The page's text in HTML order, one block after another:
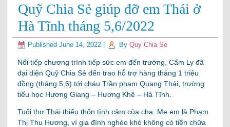
Quỹ Chia Sẻ giúp đỡ em Thái ở
Hà Tĩnh tháng 5,6/2022
Published June 14, 2022 By Quy Chia Se
Nối tiếp chương trình tiếp sức em đến trường, Cẩm Ly đã
đại diện Quỹ Chia Sẻ đến trao hỗ trợ hàng tháng 1 triệu
đồng (tháng 5,6) tới cháu Trần phạm Quang Thái, trường
tiểu học Hương Giang – Hương Khê – Hà Tĩnh.
Tuổi thơ Thái thiếu thốn tình cảm của cha. Mẹ em là Phạm
Thị Thu Hương, vì gia đình nghèo khó không có tiền chữa